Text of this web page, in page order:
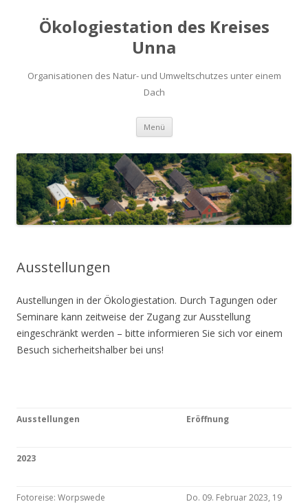
Ökologiestation des Kreises
Unna
Organisationen des Natur- und Umweltschutzes unter einem
Dach
Menü Zum
springen
Ausstellungen
Austellungen in der Ökologiestation. Durch Tagungen oder
Seminare kann zeitweise der Zugang zur Ausstellung
eingeschränkt werden – bitte informieren Sie sich vor einem
Besuch sicherheitshalber bei uns!
Ausstellungen Eröffnung
2023
Fotoreise: Worpswede
Do. 09. Februar 2023, 19